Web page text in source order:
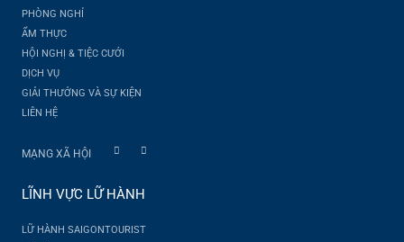
PHÒNG NGHỈ
ẨM THỰC
HỘI NGHỊ & TIỆC CƯỚI
DỊCH VỤ
GIẢI THƯỞNG VÀ SỰ KIỆN
LIÊN HỆ
MẠNG XÃ HỘI
LĨNH VỰC LỮ HÀNH
LỮ HÀNH SAIGONTOURIST